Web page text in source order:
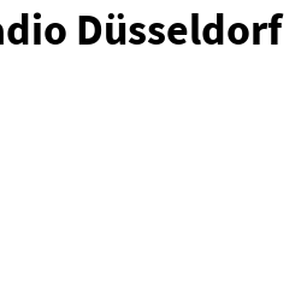
Düsseldorf